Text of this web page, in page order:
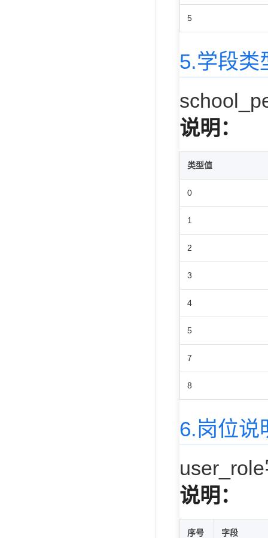
5
5.学段类
说明：
类型值
0
1
2
3
4
5
7
8
6.岗位说
说明：
序号 字段